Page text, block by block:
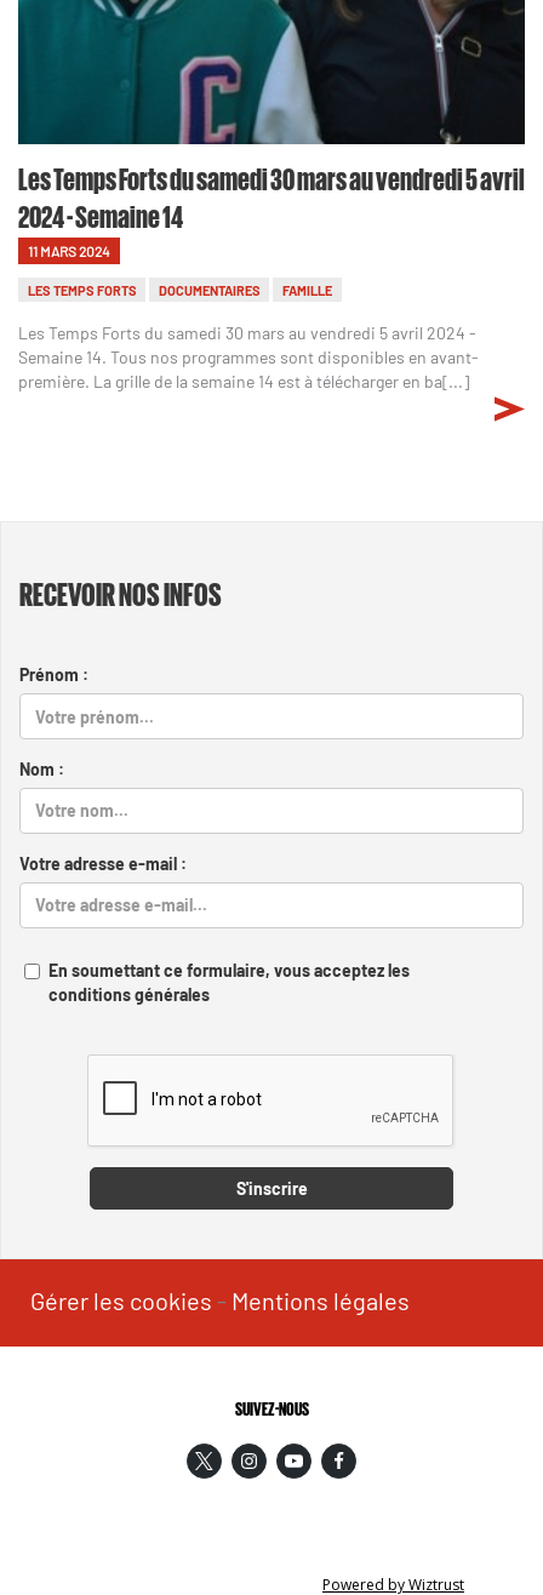
Les Temps Forts du samedi 30 mars au vendredi 5 avril
2024 - Semaine 14
11 MARS 2024
LES TEMPS FORTS DOCUMENTAIRES FAMILLE
Les Temps Forts du samedi 30 mars au vendredi 5 avril 2024 -
Semaine 14. Tous nos programmes sont disponibles en avant-
première. La grille de la semaine 14 est à télécharger en ba[...]
RECEVOIR NOS INFOS
Prénom :
Nom :
Votre adresse e-mail :
En soumettant ce formulaire, vous acceptez les
conditions générales
S'inscrire
Gérer les cookies - Mentions légales
SUIVEZ-NOUS
Powered by Wiztrust